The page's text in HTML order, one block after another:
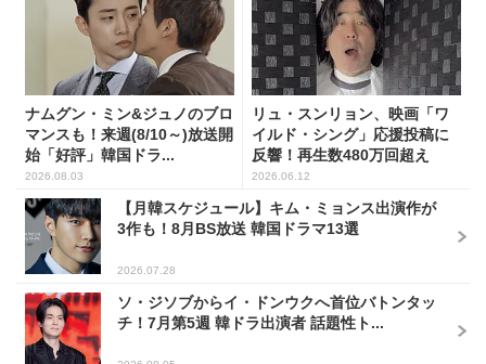
ナムグン・ミン&ジュノのブロ
マンスも！来週(8/10～)放送開
始「好評」韓国ドラ...
2026.08.03
リュ・スンリョン、映画「ワ
イルド・シング」応援投稿に
反響！再生数480万回超え
2026.06.12
【月韓スケジュール】キム・ミョンス出演作が
3作も！8月BS放送 韓国ドラマ13選
2026.07.28
ソ・ジソブからイ・ドンウクへ首位バトンタッ
チ！7月第5週 韓ドラ出演者 話題性ト...